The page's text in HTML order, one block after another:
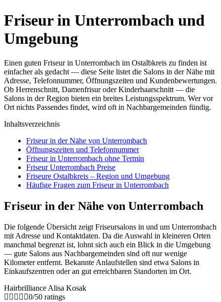
Friseur in Unterrombach und
Umgebung
Einen guten Friseur in Unterrombach im Ostalbkreis zu finden ist
einfacher als gedacht — diese Seite listet die Salons in der Nähe mit
Adresse, Telefonnummer, Öffnungszeiten und Kundenbewertungen.
Ob Herrenschnitt, Damenfrisur oder Kinderhaarschnitt — die
Salons in der Region bieten ein breites Leistungsspektrum. Wer vor
Ort nichts Passendes findet, wird oft in Nachbargemeinden fündig.
Inhaltsverzeichnis
Friseur in der Nähe von Unterrombach
Öffnungszeiten und Telefonnummer
Friseur in Unterrombach ohne Termin
Friseur Unterrombach Preise
Friseure Ostalbkreis – Region und Umgebung
Häufige Fragen zum Friseur in Unterrombach
Friseur in der Nähe von Unterrombach
Die folgende Übersicht zeigt Friseursalons in und um Unterrombach
mit Adresse und Kontaktdaten. Da die Auswahl in kleineren Orten
manchmal begrenzt ist, lohnt sich auch ein Blick in die Umgebung
— gute Salons aus Nachbargemeinden sind oft nur wenige
Kilometer entfernt. Bekannte Anlaufstellen sind etwa Salons in
Einkaufszentren oder an gut erreichbaren Standorten im Ort.
Hairbrilliance Alisa Kosak
0/50 ratings